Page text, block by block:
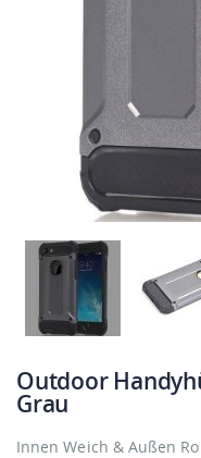
Outdoor
Grau
Innen Weich & Außen